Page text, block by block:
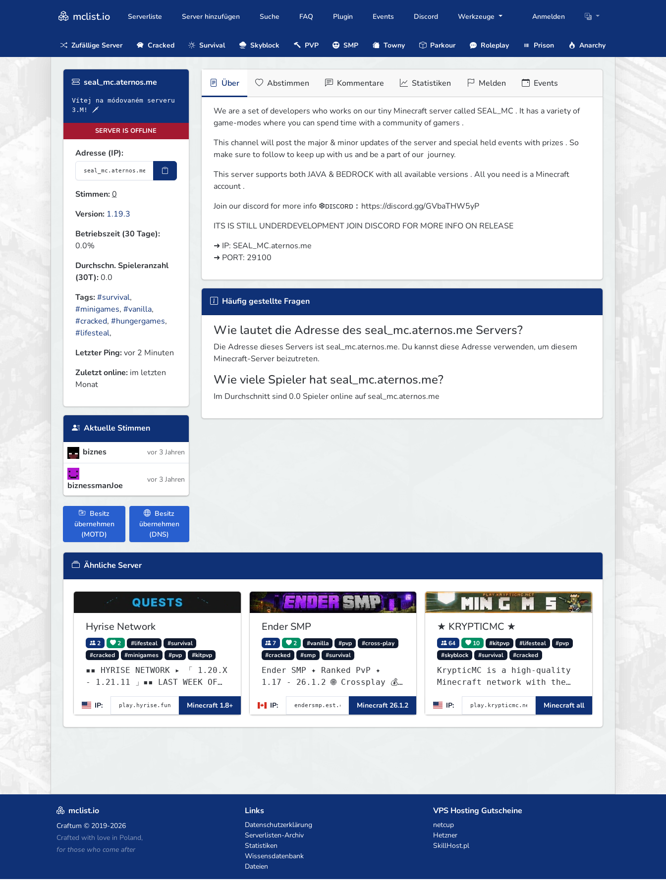
mclist.io Serverliste Server hinzufügen Suche FAQ Plugin Events Discord Werkzeuge Anmelden
Zufällige Server Cracked Survival Skyblock PVP SMP Towny Parkour Roleplay Prison Anarchy
seal_mc.aternos.me
Vítej na módovaném serveru
3.M! 🗡
SERVER IS OFFLINE
Adresse (IP):
Stimmen:0
Version: 1.19.3
Betriebszeit (30 Tage):
0.0%
Durchschn. Spieleranzahl
(30T):0.0
Tags:#survival,
#minigames, #vanilla,
#cracked, #hungergames,
#lifesteal,
Letzter Ping:vor 2 Minuten
Zuletzt online: im letzten
Monat
Aktuelle Stimmen
biznes vor 3 Jahren
biznessmanJoe
vor 3 Jahren
Besitz
übernehmen
(MOTD)
Besitz
übernehmen
(DNS)
Über Abstimmen Kommentare Statistiken Melden Events
We are a set of developers who works on our tiny Minecraft server called SEAL_MC . It has a variety of
game-modes where you can spend time with a community of gamers .
This channel will post the major & minor updates of the server and special held events with prizes . So
make sure to follow to keep up with us and be a part of our  journey.
This server supports both JAVA & BEDROCK with all available versions . All you need is a Minecraft
account .
Join our discord for more info ❆ᴅɪꜱᴄᴏʀᴅ︰https://discord.gg/GVbaTHW5yP
ITS IS STILL UNDERDEVELOPMENT JOIN DISCORD FOR MORE INFO ON RELEASE
➜ IP: SEAL_MC.aternos.me
➜ PORT: 29100
Häufig gestellte Fragen
Wie lautet die Adresse des seal_mc.aternos.me Servers?
Die Adresse dieses Servers ist seal_mc.aternos.me. Du kannst diese Adresse verwenden, um diesem
Minecraft-Server beizutreten.
Wie viele Spieler hat seal_mc.aternos.me?
Im Durchschnitt sind 0.0 Spieler online auf seal_mc.aternos.me
Ähnliche Server
Hyrise Network
2 2 #lifesteal
#survival
#cracked
#minigames #pvp #kitpvp
▪▪ HYRISE NETWORK ▸ 「 1.20.X
- 1.21.11 」▪▪ LAST WEEK OF
discord.gg/hyrise
IP: Minecraft 1.8+
Ender SMP
7 2 #vanilla #pvp
#cross-play
#cracked
#smp #survival
Ender SMP ✦ Ranked PvP ✦
1.17 - 26.1.2 🌐 Crossplay 💰
IP:
Minecraft 26.1.2
★ KRYPTICMC ★
64 10 #kitpvp #lifesteal
#pvp
#skyblock
#survival #cracked
KrypticMC is a high-quality
Minecraft network with the
play. Minigames, KitPvP,
Lifesteal, Prison, Practice,
Bedwars, Skywars, & much
IP: Minecraft all
mclist.io
Craftum © 2019-2026
Crafted with love in Poland,
for those who come after
Links
Datenschutzerklärung
Serverlisten-Archiv
Statistiken
Wissensdatenbank
Dateien
VPS Hosting Gutscheine
netcup
Hetzner
SkillHost.pl